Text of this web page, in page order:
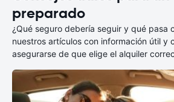
preparado
¿Qué seguro debería seguir y qué pasa
nuestros artículos con información útil y
asegurarse de que elige el alquiler